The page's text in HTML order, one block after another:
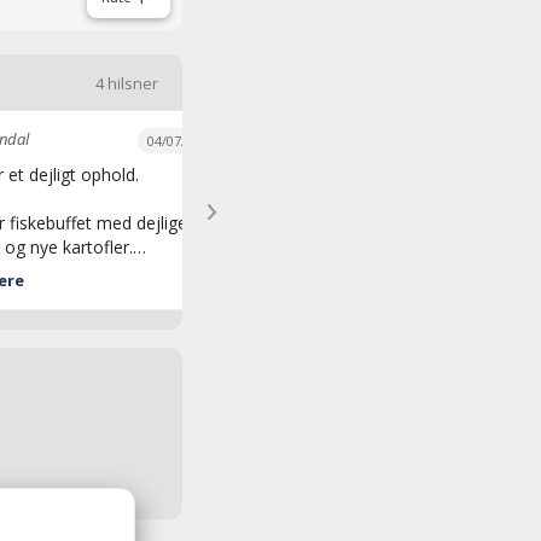
4 hilsner
04/07/2026
et dejligt ophold.
fiskebuffet med dejlige
og nye kartofler.